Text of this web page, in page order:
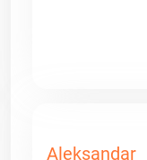
Aleksandar